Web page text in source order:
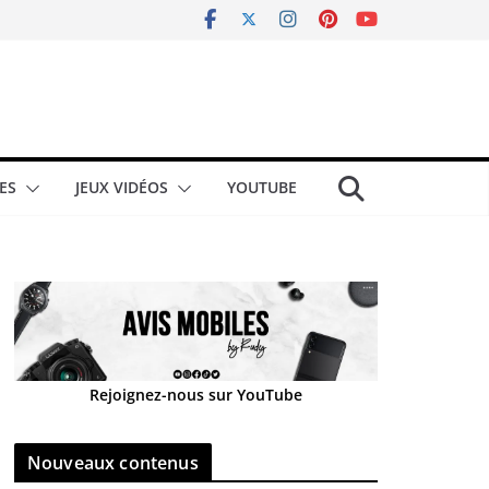
JEUX VIDÉOS YOUTUBE
Rejoignez-nous sur YouTube
Nouveaux contenus